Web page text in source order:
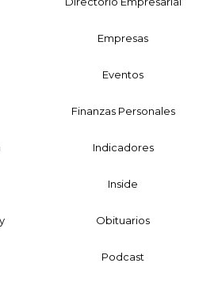
Empresas
Eventos
Finanzas Personales
Indicadores
Inside
Obituarios
Podcast